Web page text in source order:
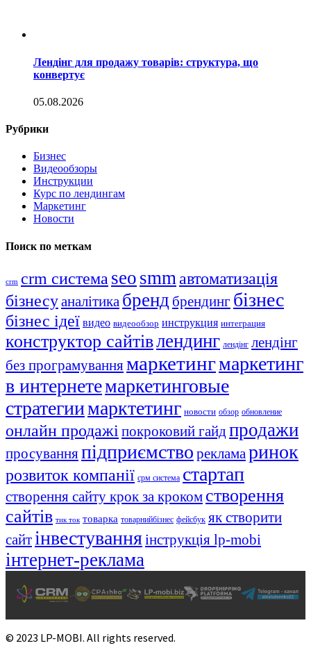
Лендінг для продажу товарів: структура, що
конвертує
05.08.2026
Рубрики
Бизнес
Видеообзоры
Инструкции
Курс по лендингам
Маркетинг
Новости
Поиск по меткам
crm crm система seo smm автоматизація
бізнесуаналітика бренд брендинг бізнес
бізнес ідеї видео видеообзор инструкция интеграция
конструктор сайтівлендинг лендінг лендінг
без програмуваннямаркетингмаркетинг
в интернетемаркетинговые
стратегиимарктетинг новости обзор обновление
онлайн продажі покроковий гайдпродажи
просуванняпідприємство рекламаринок
розвиток компанії срм система стартап
створення сайту крок за кроком створення
сайтів тик ток товарка товарнийбізнес фейсбук як створити
сайт інвестуванняінструкція lp-mobi
інтернет-реклама
© 2023 LP-MOBI. All rights reserved.